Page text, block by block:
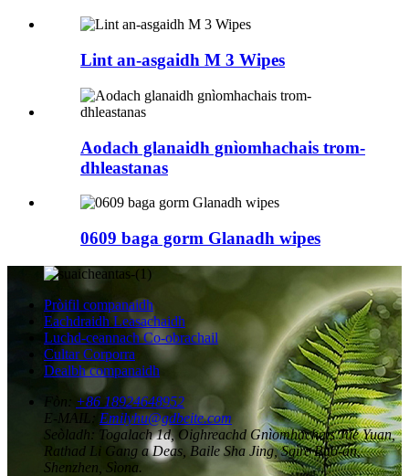
Lint an-asgaidh M 3 Wipes
Aodach glanaidh gnìomhachais trom-
dhleastanas
0609 baga gorm Glanadh wipes
Pròifil companaidh
Eachdraidh Leasachaidh
Luchd-ceannach Co-obrachail
Cultar Corporra
Dealbh companaidh
Fòn:
+86 18924648952
E-MAIL:
Emilyhu@gdbeite.com
Seòladh: Togalach 1d, Oighreachd Gnìomhachais Jue Yuan,
Rathad Li Gang a Deas, Baile Sha Jing, Sgìre Bao-an,
Shenzhen, Sìona.